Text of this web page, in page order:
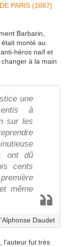
Barbarin,
monté au
héros naïf et
à la main
une
à
sur les
ont dû
cents
même
Daudet
l'auteur fut très